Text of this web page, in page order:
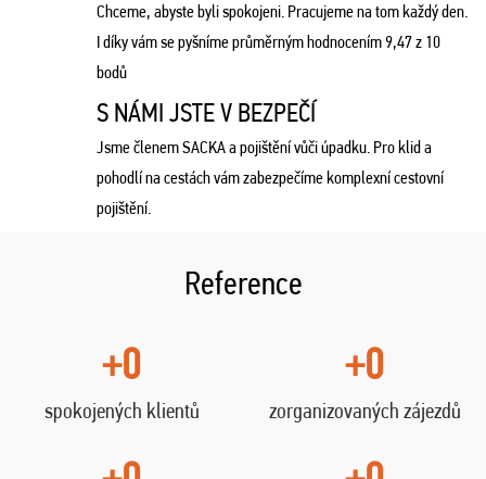
Chceme, abyste byli spokojeni. Pracujeme na tom každý den.
I díky vám se pyšníme průměrným hodnocením 9,47 z 10
bodů
S NÁMI JSTE V BEZPEČÍ
Jsme členem SACKA a pojištění vůči úpadku. Pro klid a
pohodlí na cestách vám zabezpečíme komplexní cestovní
pojištění.
Reference
+0
spokojených klientů
+0
zorganizovaných zájezdů